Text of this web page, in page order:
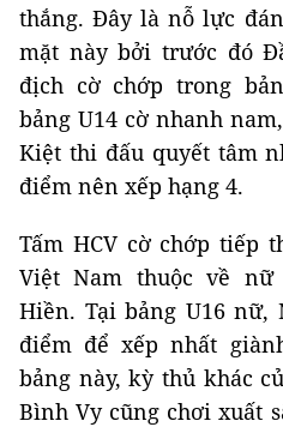
thắng. Đây là nỗ lực
mặt này bởi trước đó
địch cờ chớp trong
bảng U14 cờ nhanh
Kiệt thi đấu quyết tâm
điểm nên xếp hạng 4.
Tấm HCV cờ chớp tiếp
Việt Nam thuộc về nữ
Hiền. Tại bảng U16 nữ,
điểm để xếp nhất
bảng này, kỳ thủ khác
Bình Vy cũng chơi xuất